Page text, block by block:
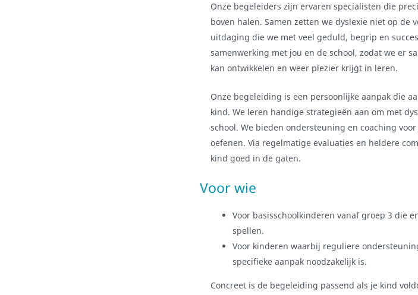
Onze begeleiders zijn ervaren specialisten die
boven halen. Samen zetten we dyslexie niet op de
uitdaging die we met veel geduld, begrip en
samenwerking met jou en de school, zodat we er
kan ontwikkelen en weer plezier krijgt in leren.
Onze begeleiding is een persoonlijke aanpak die
kind. We leren handige strategieën aan om met
school. We bieden ondersteuning en coaching
oefenen. Via regelmatige evaluaties en heldere
kind goed in de gaten.
Voor wie
Voor basisschoolkinderen vanaf groep 3 die
spellen.
Voor kinderen waarbij reguliere
specifieke aanpak noodzakelijk is.
Concreet is de begeleiding passend als je kind